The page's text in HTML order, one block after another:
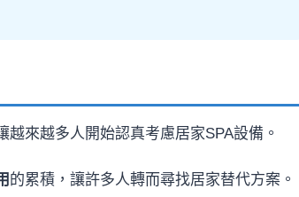
來越多人開始認真考慮居家SPA設備。
的累積，讓許多人轉而尋找居家替代方案。